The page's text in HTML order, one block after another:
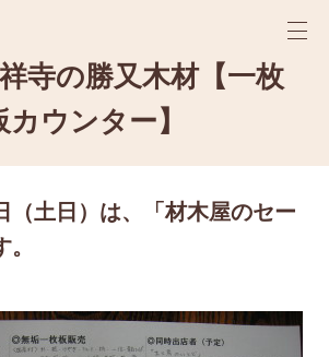
寺の勝又木材【一枚
カウンター】
（土日）は、「材木屋のセー